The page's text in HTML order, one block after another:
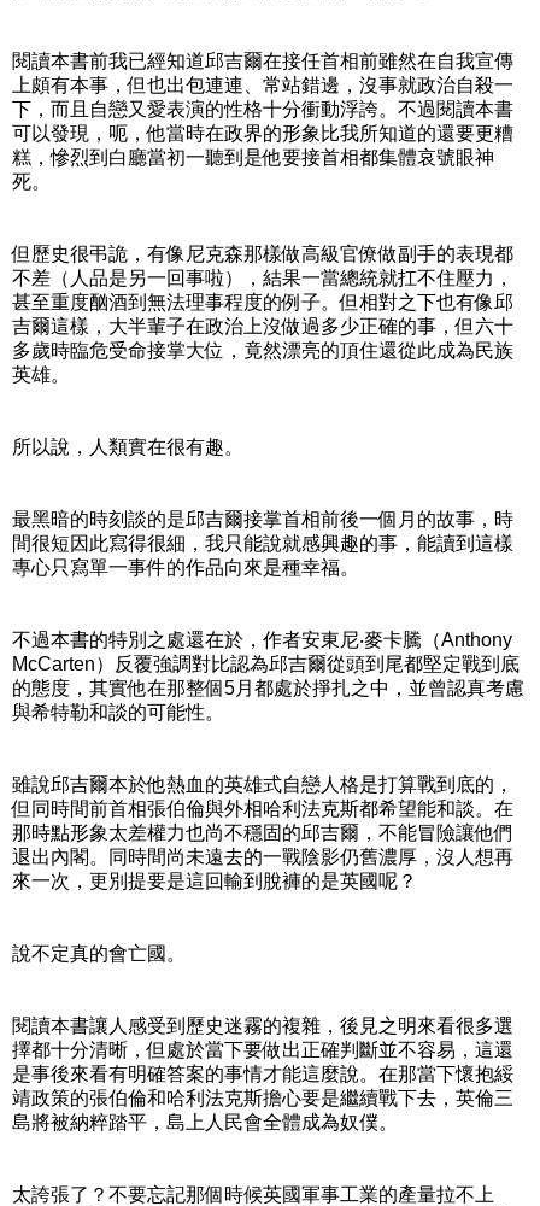
閱讀本書前我已經知道邱吉爾在接任首相前雖然在自我宣傳
上頗有本事，但也出包連連、常站錯邊，沒事就政治自殺一
下，而且自戀又愛表演的性格十分衝動浮誇。不過閱讀本書
可以發現，呃，他當時在政界的形象比我所知道的還要更糟
糕，慘烈到白廳當初一聽到是他要接首相都集體哀號眼神
死。
但歷史很弔詭，有像尼克森那樣做高級官僚做副手的表現都
不差（人品是另一回事啦），結果一當總統就扛不住壓力，
甚至重度酗酒到無法理事程度的例子。但相對之下也有像邱
吉爾這樣，大半輩子在政治上沒做過多少正確的事，但六十
多歲時臨危受命接掌大位，竟然漂亮的頂住還從此成為民族
英雄。
所以說，人類實在很有趣。
最黑暗的時刻談的是邱吉爾接掌首相前後一個月的故事，時
間很短因此寫得很細，我只能說就感興趣的事，能讀到這樣
專心只寫單一事件的作品向來是種幸福。
不過本書的特別之處還在於，作者安東尼‧麥卡騰（Anthony
McCarten）反覆強調對比認為邱吉爾從頭到尾都堅定戰到底
的態度，其實他在那整個5月都處於掙扎之中，並曾認真考慮
與希特勒和談的可能性。
雖說邱吉爾本於他熱血的英雄式自戀人格是打算戰到底的，
但同時間前首相張伯倫與外相哈利法克斯都希望能和談。在
那時點形象太差權力也尚不穩固的邱吉爾，不能冒險讓他們
退出內閣。同時間尚未遠去的一戰陰影仍舊濃厚，沒人想再
來一次，更別提要是這回輸到脫褲的是英國呢？
說不定真的會亡國。
閱讀本書讓人感受到歷史迷霧的複雜，後見之明來看很多選
擇都十分清晰，但處於當下要做出正確判斷並不容易，這還
是事後來看有明確答案的事情才能這麼說。在那當下懷抱綏
靖政策的張伯倫和哈利法克斯擔心要是繼續戰下去，英倫三
島將被納粹踏平，島上人民會全體成為奴僕。
太誇張了？不要忘記那個時候英國軍事工業的產量拉不上